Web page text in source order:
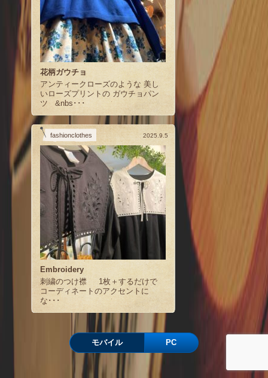
花柄ガウチョ
アンティークローズのような 美し
いローズプリントの ガウチョパン
ツ &nbs･･･
fashionclothes 2025.9.5
Embroidery
刺繍のつけ襟 1枚＋するだけで
コーディネートのアクセントに
な･･･
モバイル PC